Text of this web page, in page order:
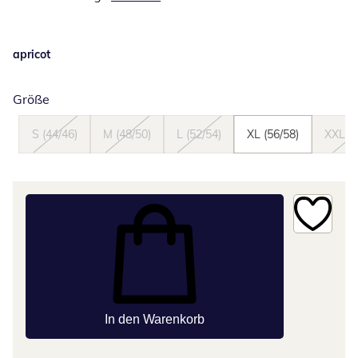
apricot
Größe
S (44/46) M (48/50) L (52/54) XL (56/58) XXL
In den Warenkorb